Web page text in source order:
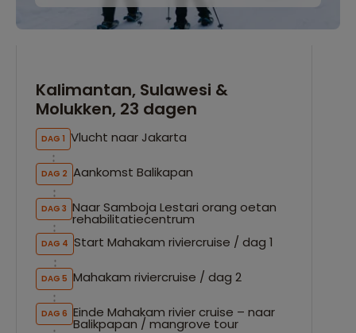
Kalimantan, Sulawesi &
Molukken, 23 dagen
DAG 1 Vlucht naar Jakarta
DAG 2 Aankomst Balikapan
DAG 3 Naar Samboja Lestari orang oetan
rehabilitatiecentrum
DAG 4 Start Mahakam riviercruise / dag 1
DAG 5 Mahakam riviercruise / dag 2
DAG 6 Einde Mahakam rivier cruise – naar
Balikpapan / mangrove tour